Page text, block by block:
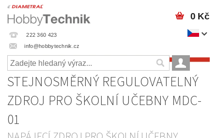
222 360 423
info@hobbytechnik.cz
0 Kč
STEJNOSMĚRNÝ REGULOVATELNÝ
ZDROJ PRO ŠKOLNÍ UČEBNY MDC-
01